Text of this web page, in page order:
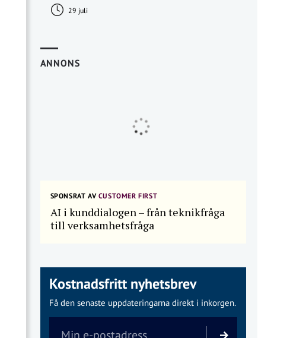
29 juli
ANNONS
SPONSRAT AVCUSTOMER FIRST
AI i kunddialogen – från teknikfråga
till verksamhetsfråga
Kostnadsfritt nyhetsbrev
Få den senaste uppdateringarna direkt i inkorgen.